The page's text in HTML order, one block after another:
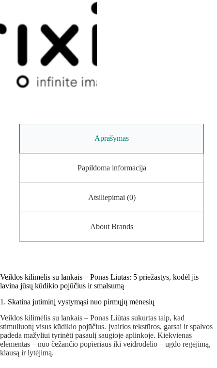
Aprašymas
Papildoma informacija
Atsiliepimai (0)
About Brands
Veiklos kilimėlis su lankais – Ponas Liūtas: 5 priežastys, kodėl jis
lavina jūsų kūdikio pojūčius ir smalsumą
1. Skatina jutiminį vystymąsi nuo pirmųjų mėnesių
Veiklos kilimėlis su lankais – Ponas Liūtas sukurtas taip, kad
stimuliuotų visus kūdikio pojūčius. Įvairios tekstūros, garsai ir spalvos
padeda mažyliui tyrinėti pasaulį saugioje aplinkoje. Kiekvienas
elementas – nuo čežančio popieriaus iki veidrodėlio – ugdo regėjimą,
klausą ir lytėjimą.